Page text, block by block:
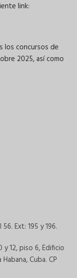
link:
los concursos de
2025, así como
Ext: 195 y 196.
y 12, piso 6, Edificio
Cuba. CP